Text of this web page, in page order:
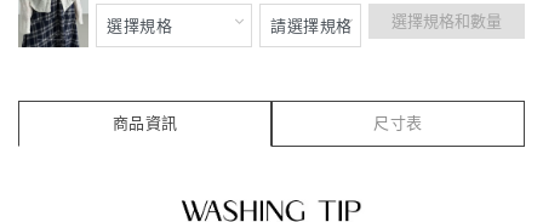
選擇規格和數量
商品資訊 尺寸表